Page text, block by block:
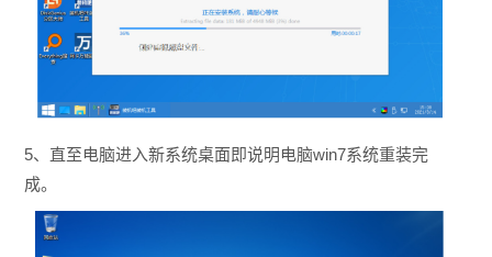
5、直至电脑进入新系统桌面即说明电脑win7系统重装完
成。